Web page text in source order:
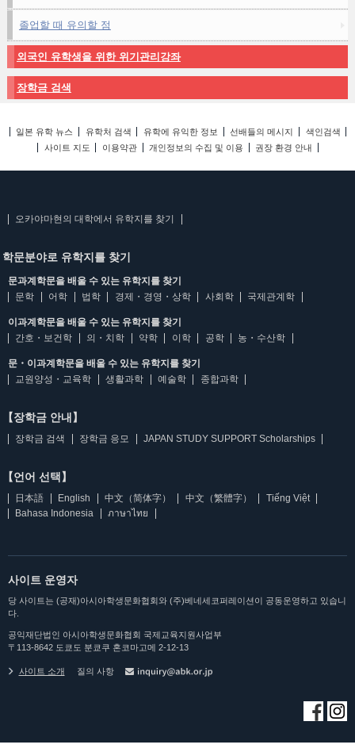
졸업할 때 유의할 점
외국인 유학생을 위한 위기관리강좌
장학금 검색
일본 유학 뉴스 유학처 검색 유학에 유익한 정보 선배들의 메시지
색인검색
사이트 지도
이용약관 개인정보의 수집 및 이용 권장 환경 안내
오카야마현의 대학에서 유학지를 찾기
학문분야로 유학지를 찾기
문과계학문을 배울 수 있는 유학지를 찾기
문학
어학 법학 경제・경영・상학 사회학 국제관계학
이과계학문을 배울 수 있는 유학지를 찾기
간호・보건학
의・치학 약학 이학 공학 농・수산학
문・이과계학문을 배울 수 있는 유학지를 찾기
교원양성・교육학
생활과학 예술학 종합과학
【장학금 안내】
장학금 검색 장학금 응모 JAPAN STUDY SUPPORT Scholarships
【언어 선택】
日本語 English 中文（简体字） 中文（繁體字）
Tiếng Việt
Bahasa Indonesia
ภาษาไทย
사이트 운영자
당 사이트는 (공재)아시아학생문화협회와 (주)베네세코퍼레이션이 공동운영하고 있습니
다.
공익재단법인 아시아학생문화협회 국제교육지원사업부
〒113-8642 도쿄도 분쿄쿠 혼코마고메 2-12-13
사이트 소개 질의 사항